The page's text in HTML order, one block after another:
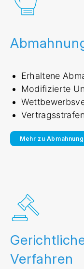
Erhaltene
Modifizierte
Mehr zu
Verfahren